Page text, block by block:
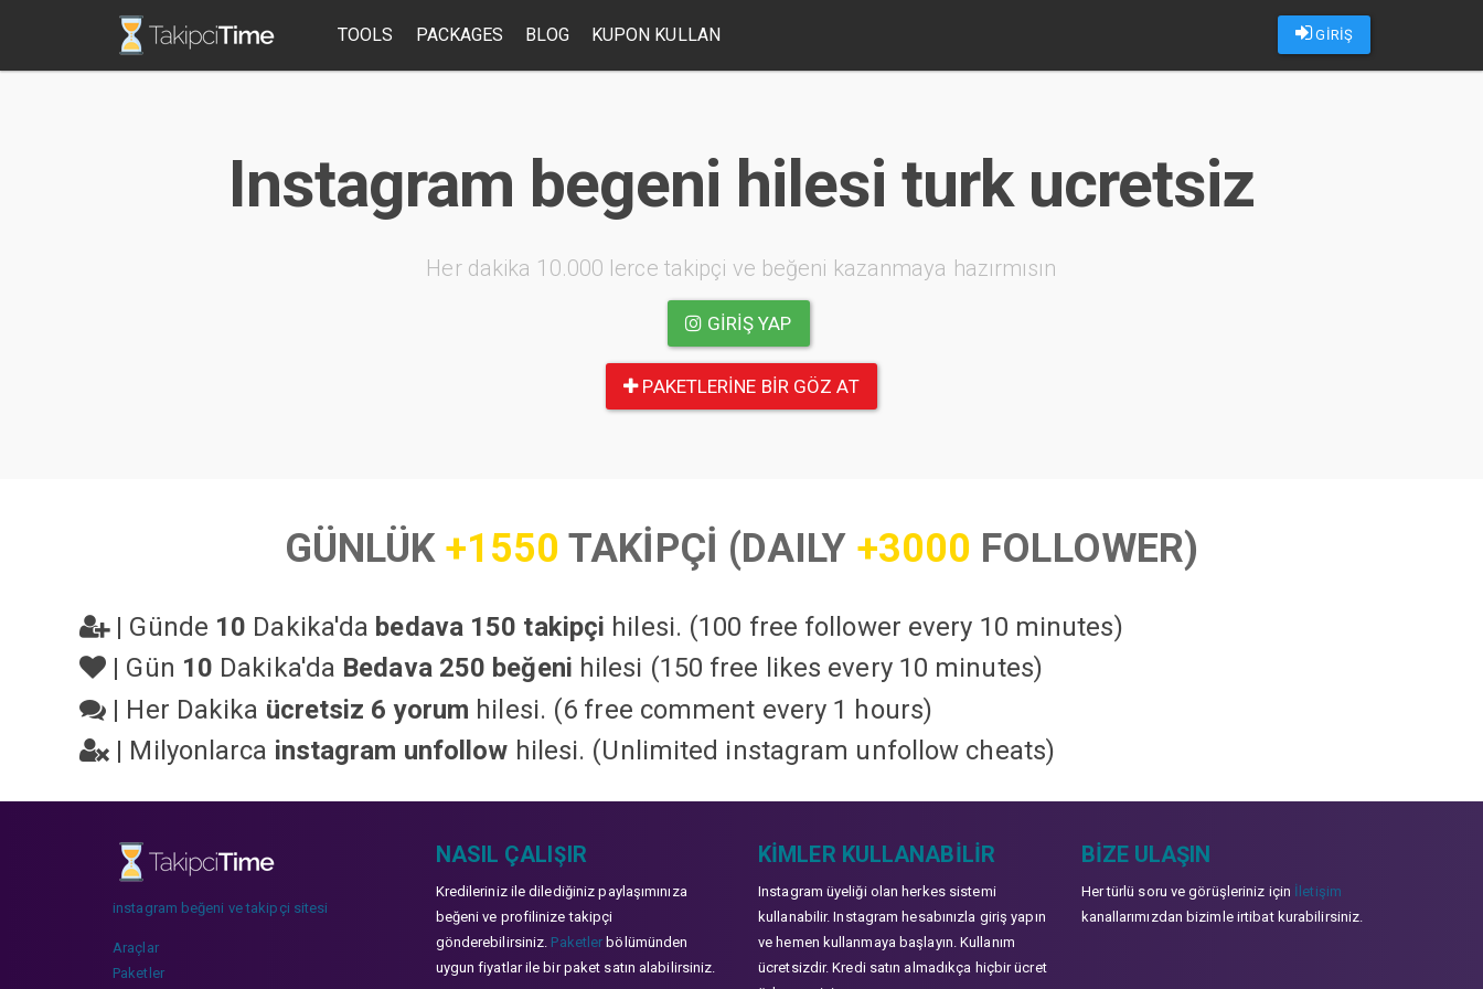
GİRİŞ
TOOLS PACKAGES BLOG KUPON KULLAN
Instagram begeni hilesi turk ucretsiz
Her dakika 10.000 lerce takipçi ve beğeni kazanmaya hazırmısın
GIRIŞ YAP
PAKETLERINE BIR GÖZ AT
GÜNLÜK +1550 TAKİPÇİ (DAILY +3000 FOLLOWER)
| Günde 10 Dakika'da bedava 150 takipçi hilesi. (100 free follower every 10 minutes)
| Gün 10 Dakika'da Bedava 250 beğeni hilesi (150 free likes every 10 minutes)
| Her Dakika ücretsiz 6 yorum hilesi. (6 free comment every 1 hours)
| Milyonlarca instagram unfollow hilesi. (Unlimited instagram unfollow cheats)
instagram beğeni ve takipçi sitesi
Araçlar
Paketler
NASIL ÇALIŞIR
Kredileriniz ile dilediğiniz paylaşımınıza
beğeni ve profilinize takipçi
gönderebilirsiniz. Paketler bölümünden
uygun fiyatlar ile bir paket satın alabilirsiniz.
KIMLER KULLANABILIR
Instagram üyeliği olan herkes sistemi
kullanabilir. Instagram hesabınızla giriş yapın
ve hemen kullanmaya başlayın. Kullanım
ücretsizdir. Kredi satın almadıkça hiçbir ücret
BIZE ULAŞIN
Her türlü soru ve görüşleriniz için İletişim
kanallarımızdan bizimle irtibat kurabilirsiniz.